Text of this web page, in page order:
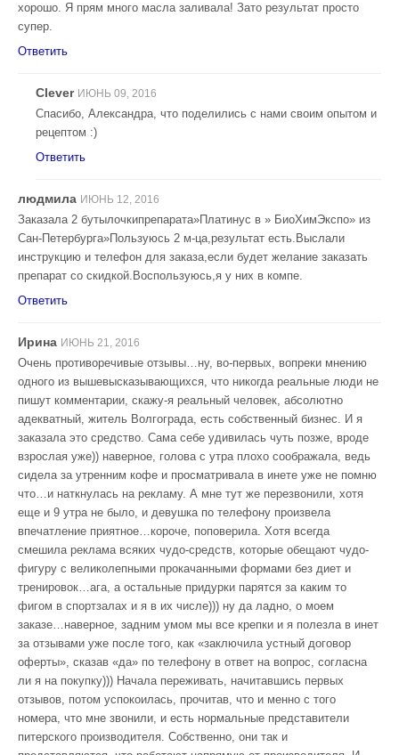
хорошо. Я прям много масла заливала! Зато результат просто
супер.
Ответить
Clever ИЮНЬ 09, 2016
Спасибо, Александра, что поделились с нами своим опытом и
рецептом :)
Ответить
людмила ИЮНЬ 12, 2016
Заказала 2 бутылочкипрепарата»Платинус в » БиоХимЭкспо» из
Сан-Петербурга»Пользуюсь 2 м-ца,результат есть.Выслали
инструкцию и телефон для заказа,если будет желание заказать
препарат со скидкой.Воспользуюсь,я у них в компе.
Ответить
Ирина ИЮНЬ 21, 2016
Очень противоречивые отзывы…ну, во-первых, вопреки мнению
одного из вышевысказывающихся, что никогда реальные люди не
пишут комментарии, скажу-я реальный человек, абсолютно
адекватный, житель Волгограда, есть собственный бизнес. И я
заказала это средство. Сама себе удивилась чуть позже, вроде
взрослая уже)) наверное, голова с утра плохо соображала, ведь
сидела за утренним кофе и просматривала в инете уже не помню
что…и наткнулась на рекламу. А мне тут же перезвонили, хотя
еще и 9 утра не было, и девушка по телефону произвела
впечатление приятное…короче, поповерила. Хотя всегда
смешила реклама всяких чудо-средств, которые обещают чудо-
фигуру с великолепными прокачанными формами без диет и
тренировок…ага, а остальные придурки парятся за каким то
фигом в спортзалах и я в их числе))) ну да ладно, о моем
заказе…наверное, задним умом мы все крепки и я полезла в инет
за отзывами уже после того, как «заключила устный договор
оферты», сказав «да» по телефону в ответ на вопрос, согласна
ли я на покупку))) Начала переживать, начитавшись первых
отзывов, потом успокоилась, прочитав, что и менно с того
номера, что мне звонили, и есть нормальные представители
питерского производителя. Собственно, они так и